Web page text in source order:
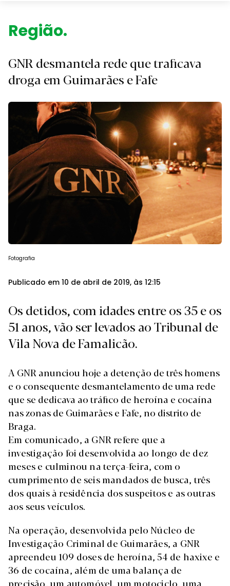
Região.
GNR desmantela rede que traficava
droga em Guimarães e Fafe
Fotografia
Publicado em 10 de abril de 2019, às 12:15
Os detidos, com idades entre os 35 e os
51 anos, vão ser levados ao Tribunal de
Vila Nova de Famalicão.
A GNR anunciou hoje a detenção de três homens
e o consequente desmantelamento de uma rede
que se dedicava ao tráfico de heroína e cocaína
nas zonas de Guimarães e Fafe, no distrito de
Braga.
Em comunicado, a GNR refere que a
investigação foi desenvolvida ao longo de dez
meses e culminou na terça-feira, com o
cumprimento de seis mandados de busca, três
dos quais à residência dos suspeitos e as outras
aos seus veículos.
Na operação, desenvolvida pelo Núcleo de
Investigação Criminal de Guimarães, a GNR
apreendeu 109 doses de heroína, 54 de haxixe e
36 de cocaína, além de uma balança de
precisão, um automóvel, um motociclo, uma